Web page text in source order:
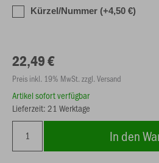
Kürzel/Nummer (+4,50 €)
22,49 €
Preis inkl. 19% MwSt. zzgl. Versand
Artikel sofort verfügbar
Lieferzeit: 21 Werktage
In den